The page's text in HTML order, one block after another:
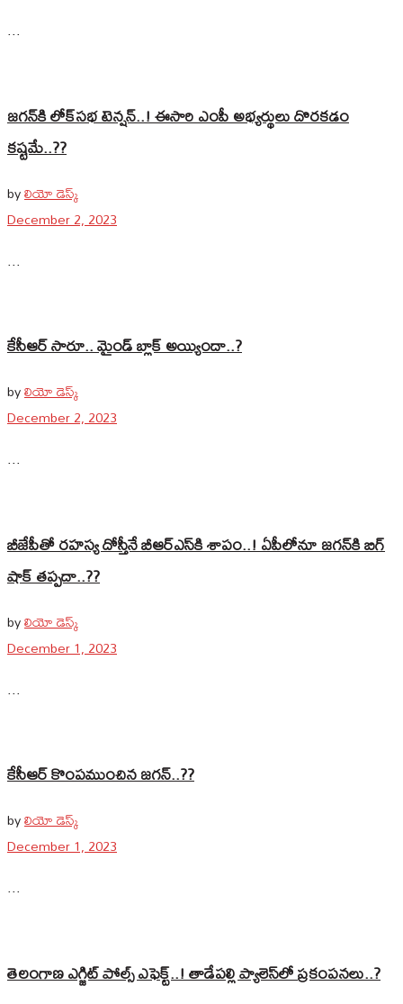
...
జగన్‌కి లోక్‌సభ టెన్షన్‌..! ఈసారి ఎంపీ అభ్యర్థులు దొరకడం
కష్టమే..??
byలియో డెస్క్
December 2, 2023
...
కేసీఆర్ సారూ.. మైండ్ బ్లాక్ అయ్యిందా..?
byలియో డెస్క్
December 2, 2023
...
బీజేపీతో రహస్య దోస్తీనే బీఆర్‌ఎస్‌కి శాపం..! ఏపీలోనూ జగన్‌కి బిగ్‌
షాక్‌ తప్పదా..??
byలియో డెస్క్
December 1, 2023
...
కేసీఆర్‌ కొంపముంచిన జగన్‌..??
byలియో డెస్క్
December 1, 2023
...
తెలంగాణ ఎగ్జిట్ పోల్స్ ఎఫెక్ట్‌..! తాడేపల్లి ప్యాలెస్‌లో ప్రకంపనలు..?